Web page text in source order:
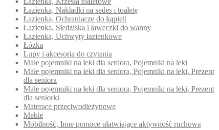
Łazienka, Nakładki na sedes i toaletę
Łazienka, Ochraniacze do kąpieli
Łazienka, Siedziska i ławeczki do wanny
Łazienka, Uchwyty łazienkowe
Łóżka
Lupy i akcesoria do czytania
Małe pojemniki na leki dla seniora, Pojemniki na leki
Małe pojemniki na leki dla seniora, Pojemniki na leki, Prezent
dla seniora
Małe pojemniki na leki dla seniora, Pojemniki na leki, Prezent
dla seniorki
Materace przeciwodleżynowe
Meble
Mobilność, Inne pomoce ułatwiające aktywność ruchową